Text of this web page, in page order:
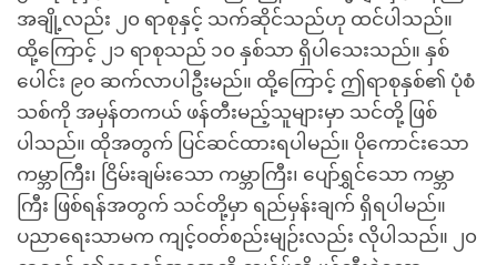
အချို့လည်း ၂၀ ရာစုနှင့် သက်ဆိုင်သည်ဟု ထင်ပါသည်။
ထို့ကြောင့် ၂၁ ရာစုသည် ၁၀ နှစ်သာ ရှိပါသေးသည်။ နှစ်
ပေါင်း ၉၀ ဆက်လာပါဦးမည်။ ထို့ကြောင့် ဤရာစုနှစ်၏ ပုံစံ
သစ်ကို အမှန်တကယ် ဖန်တီးမည့်သူများမှာ သင်တို့ ဖြစ်
ပါသည်။ ထိုအတွက် ပြင်ဆင်ထားရပါမည်။ ပိုကောင်းသော
ကမ္ဘာကြီး၊ ငြိမ်းချမ်းသော ကမ္ဘာကြီး၊ ပျော်ရွှင်သော ကမ္ဘာ
ကြီး ဖြစ်ရန်အတွက် သင်တို့မှာ ရည်မှန်းချက် ရှိရပါမည်။
ပညာရေးသာမက ကျင့်ဝတ်စည်းမျဉ်းလည်း လိုပါသည်။ ၂၀